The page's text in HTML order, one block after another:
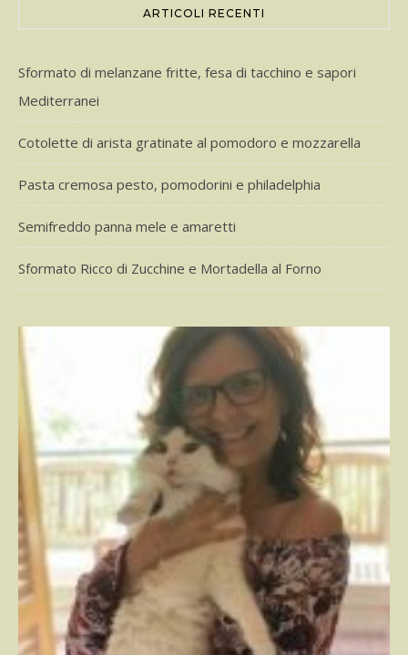
ARTICOLI RECENTI
Sformato di melanzane fritte, fesa di tacchino e sapori
Mediterranei
Cotolette di arista gratinate al pomodoro e mozzarella
Pasta cremosa pesto, pomodorini e philadelphia
Semifreddo panna mele e amaretti
Sformato Ricco di Zucchine e Mortadella al Forno